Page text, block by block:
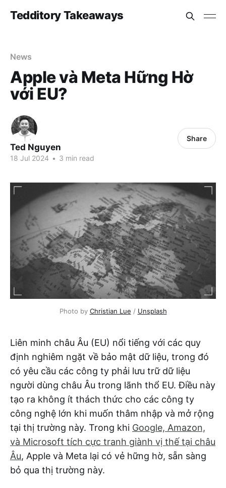
Tedditory Takeaways
News
Apple và Meta Hững Hờ
với EU?
Ted Nguyen
18 Jul 2024 • 3 min read
Share
Photo by Christian Lue / Unsplash
Liên minh châu Âu (EU) nổi tiếng với các quy
định nghiêm ngặt về bảo mật dữ liệu, trong đó
có yêu cầu các công ty phải lưu trữ dữ liệu
người dùng châu Âu trong lãnh thổ EU. Điều này
tạo ra không ít thách thức cho các công ty
công nghệ lớn khi muốn thâm nhập và mở rộng
tại thị trường này. Trong khi Google, Amazon,
và Microsoft tích cực tranh giành vị thế tại châu
Âu, Apple và Meta lại có vẻ hững hờ, sẵn sàng
bỏ qua thị trường này.